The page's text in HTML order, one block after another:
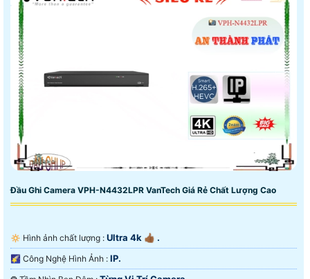
Đầu Ghi Camera VPH-N4432LPR VanTech Giá Rẻ Chất Lượng Cao
🔅 Hình ảnh chất lượng : Ultra 4k 👍🏾 .
🌠 Công Nghệ Hình Ảnh : IP.